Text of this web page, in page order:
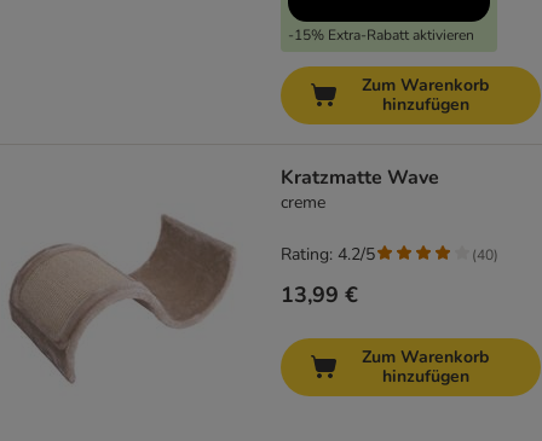
-15% Extra-Rabatt aktivieren
Zum Warenkorb
hinzufügen
Kratzmatte Wave
creme
13,99 €
Rating: 4.2/5 (40)
Zum Warenkorb
hinzufügen